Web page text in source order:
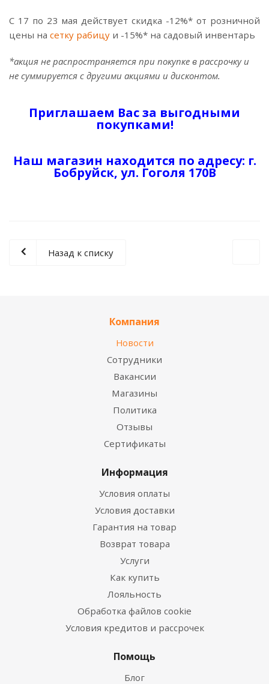
С 17 по 23 мая действует скидка -12%* от розничной
цены на сетку рабицу и -15%* на садовый инвентарь
*акция не распространяется при покупке в рассрочку и
не суммируется с другими акциями и дисконтом.
Приглашаем Вас за выгодными
покупками!
Наш магазин находится по адресу: г.
Бобруйск, ул. Гоголя 170В
Назад к списку
Компания
Новости
Сотрудники
Вакансии
Магазины
Политика
Отзывы
Сертификаты
Информация
Условия оплаты
Условия доставки
Гарантия на товар
Возврат товара
Услуги
Как купить
Лояльность
Обработка файлов cookie
Условия кредитов и рассрочек
Помощь
Блог